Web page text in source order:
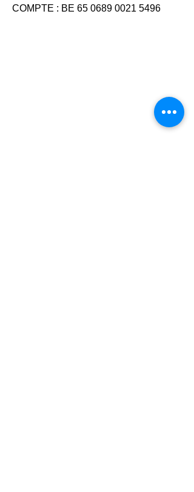
COMPTE : BE 65 0689 0021 5496